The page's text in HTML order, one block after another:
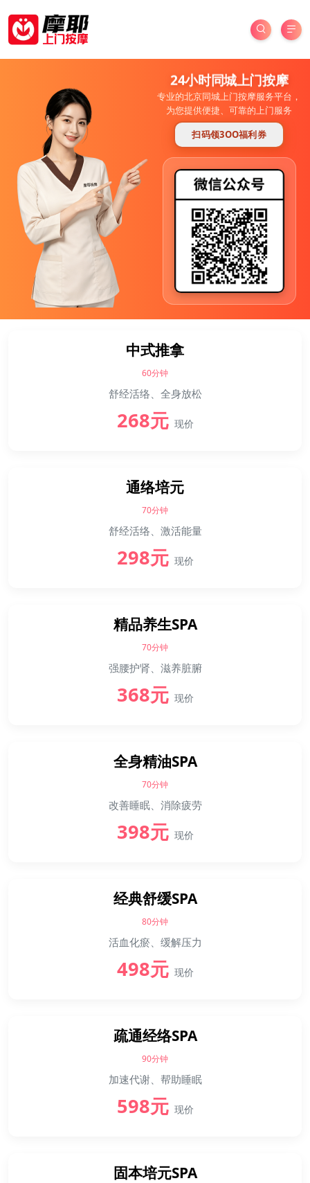
24小时同城上门按摩
专业的北京同城上门按摩服务平台，
为您提供便捷、可靠的上门服务
扫码领3OO福利券
中式推拿
60分钟
舒经活络、全身放松
268元 现价
通络培元
70分钟
舒经活络、激活能量
298元 现价
精品养生SPA
70分钟
强腰护肾、滋养脏腑
368元 现价
全身精油SPA
70分钟
改善睡眠、消除疲劳
398元 现价
经典舒缓SPA
80分钟
活血化瘀、缓解压力
498元 现价
疏通经络SPA
90分钟
加速代谢、帮助睡眠
598元 现价
固本培元SPA